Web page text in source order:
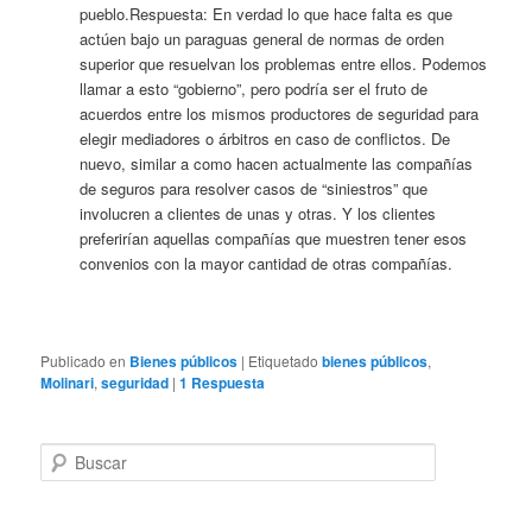
pueblo.Respuesta: En verdad lo que hace falta es que
actúen bajo un paraguas general de normas de orden
superior que resuelvan los problemas entre ellos. Podemos
llamar a esto “gobierno”, pero podría ser el fruto de
acuerdos entre los mismos productores de seguridad para
elegir mediadores o árbitros en caso de conflictos. De
nuevo, similar a como hacen actualmente las compañías
de seguros para resolver casos de “siniestros” que
involucren a clientes de unas y otras. Y los clientes
preferirían aquellas compañías que muestren tener esos
convenios con la mayor cantidad de otras compañías.
Publicado en Bienes públicos | Etiquetado bienes públicos,
Molinari,seguridad |1 Respuesta
u